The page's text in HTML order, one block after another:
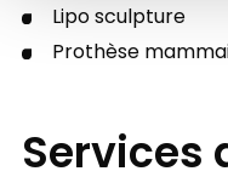
Lipo sculpture
Prothèse
Services